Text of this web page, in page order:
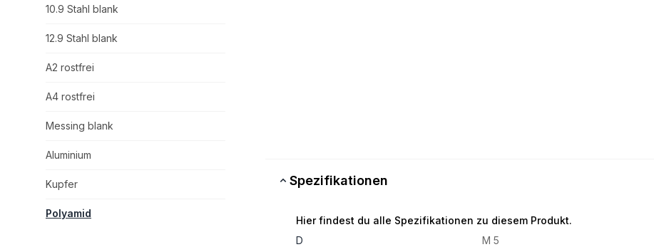
10.9 Stahl blank
12.9 Stahl blank
A2 rostfrei
A4 rostfrei
Messing blank
Aluminium
Kupfer
Polyamid
Spezifikationen
Hier findest du alle Spezifikationen zu diesem Produkt.
D
M 5